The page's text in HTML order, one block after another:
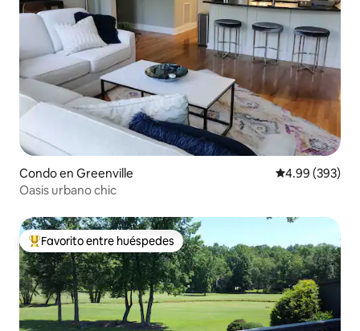
Condo en Greenville Calificación
4.99 (393)
Oasis urbano chic
Favorito entre huéspedes preferido
Favorito entre huéspedes